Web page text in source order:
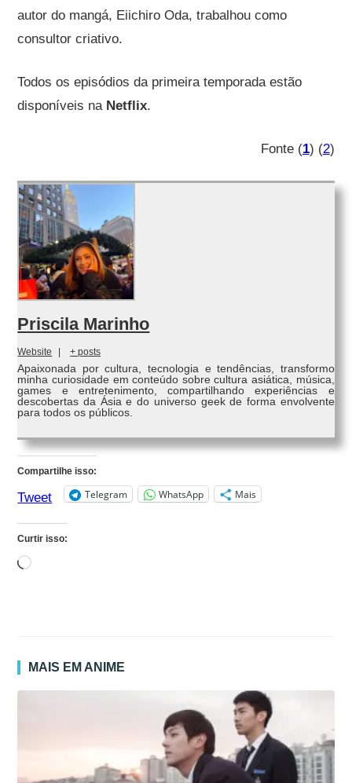
autor do mangá, Eiichiro Oda, trabalhou como
consultor criativo.
Todos os episódios da primeira temporada estão
disponíveis na Netflix.
Fonte (1) (2)
Priscila Marinho
Website + posts
Apaixonada por cultura, tecnologia e tendências, transformo
minha curiosidade em conteúdo sobre cultura asiática, música,
games e entretenimento, compartilhando experiências e
descobertas da Ásia e do universo geek de forma envolvente
para todos os públicos.
Compartilhe isso:
Tweet Telegram WhatsApp Mais
Curtir isso:
Carregando...
MAIS EM ANIME